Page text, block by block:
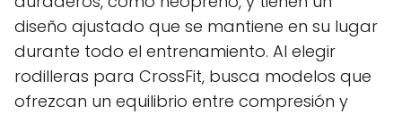
diseño ajustado que se mantiene en su lugar
durante todo el entrenamiento. Al elegir
rodilleras para CrossFit, busca modelos que
ofrezcan un equilibrio entre compresión y